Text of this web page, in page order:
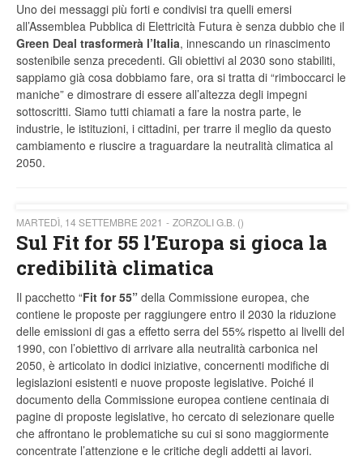
Uno dei messaggi più forti e condivisi tra quelli emersi
all’Assemblea Pubblica di Elettricità Futura è senza dubbio che il
Green Deal trasformerà l’Italia, innescando un rinascimento
sostenibile senza precedenti. Gli obiettivi al 2030 sono stabiliti,
sappiamo già cosa dobbiamo fare, ora si tratta di “rimboccarci le
maniche” e dimostrare di essere all’altezza degli impegni
sottoscritti. Siamo tutti chiamati a fare la nostra parte, le
industrie, le istituzioni, i cittadini, per trarre il meglio da questo
cambiamento e riuscire a traguardare la neutralità climatica al
2050.
MARTEDÌ, 14 SETTEMBRE 2021 ZORZOLI G.B. ()
Sul Fit for 55 l’Europa si gioca la
credibilità climatica
Il pacchetto “Fit for 55” della Commissione europea, che
contiene le proposte per raggiungere entro il 2030 la riduzione
delle emissioni di gas a effetto serra del 55% rispetto ai livelli del
1990, con l’obiettivo di arrivare alla neutralità carbonica nel
2050, è articolato in dodici iniziative, concernenti modifiche di
legislazioni esistenti e nuove proposte legislative. Poiché il
documento della Commissione europea contiene centinaia di
pagine di proposte legislative, ho cercato di selezionare quelle
che affrontano le problematiche su cui si sono maggiormente
concentrate l’attenzione e le critiche degli addetti ai lavori.